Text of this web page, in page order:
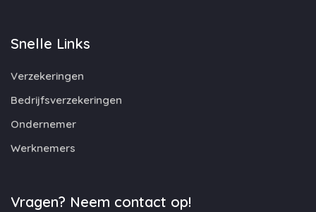
Snelle Links
Verzekeringen
Bedrijfsverzekeringen
Ondernemer
Werknemers
Vragen? Neem contact op!